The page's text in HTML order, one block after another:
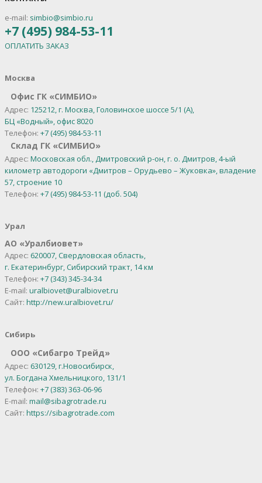
e-mail: simbio@simbio.ru
+7 (495) 984-53-11
ОПЛАТИТЬ ЗАКАЗ
Москва
Офис ГК «СИМБИО»
Адрес: 125212, г. Москва, Головинское шоссе 5/1 (А),
БЦ «Водный», офис 8020
Телефон: +7 (495) 984-53-11
Склад ГК «СИМБИО»
Адрес: Московская обл., Дмитровский р-он, г. о. Дмитров, 4-ый
километр автодороги «Дмитров – Орудьево – Жуковка», владение
57, строение 10
Телефон: +7 (495) 984-53-11 (доб. 504)
Урал
АО «Уралбиовет»
Адрес: 620007, Свердловская область,
г. Екатеринбург,Сибирский тракт, 14 км
Телефон: +7 (343) 345-34-34
E-mail: uralbiovet@uralbiovet.ru
Сайт: http://new.uralbiovet.ru/
Сибирь
OOO «Сибагро Трейд»
Адрес: 630129, г.Новосибирск,
ул. Богдана Хмельницкого, 131/1
Телефон: +7 (383) 363-06-96
E-mail: mail@sibagrotrade.ru
Сайт: https://sibagrotrade.com